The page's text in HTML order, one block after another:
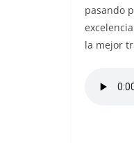
pasando
la mejor